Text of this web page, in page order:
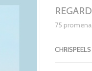
75